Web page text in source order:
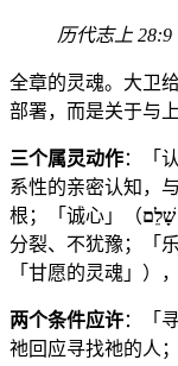
历代志上 28:9
全章的灵魂。大卫
部署，而是关于与
三个属灵动作：「
系性的亲密认知，
根；「诚心」（שָׁלֵם
分裂、不犹豫；「
「甘愿的灵魂」）
两个条件应许：「
祂回应寻找祂的人